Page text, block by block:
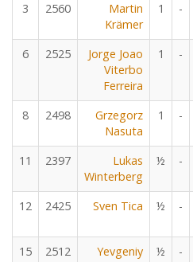
3 2560
Martin
Krämer
1 -
6 2525
Jorge Joao
Viterbo
Ferreira
1 -
8 2498
Grzegorz
Nasuta
1 -
11 2397
Lukas
Winterberg
½ -
12 2425 Sven Tica ½ -
15 2512
Yevgeniy
½ -